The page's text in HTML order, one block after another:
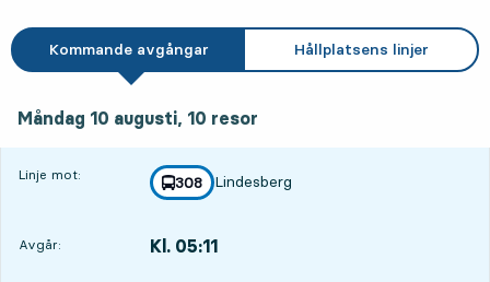
Kommande avgångar Hållplatsens linjer
Måndag 10 augusti, 10 resor
Linje mot: linje
308
mot
Lindesberg
,
Avgår: Kl. 05:11